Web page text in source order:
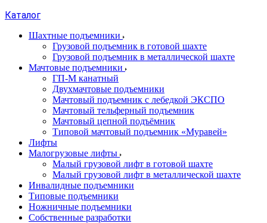
Каталог
Шахтные подъемники
Грузовой подъемник в готовой шахте
Грузовой подъемник в металлической шахте
Мачтовые подъемники
ГП-М канатный
Двухмачтовые подъемники
Мачтовый подъемник с лебедкой ЭКСПО
Мачтовый тельферный подъемник
Мачтовый цепной подъёмник
Типовой мачтовый подъемник «Муравей»
Лифты
Малогрузовые лифты
Малый грузовой лифт в готовой шахте
Малый грузовой лифт в металлической шахте
Инвалидные подъемники
Типовые подъемники
Ножничные подъемники
Собственные разработки